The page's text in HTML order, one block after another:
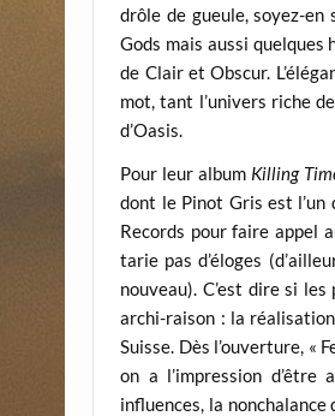
drôle de gueule, soyez-en
Gods mais aussi
de Clair et Obscur.
mot, tant l’univers riche
d’Oasis.
Pour leur album Killing
dont le Pinot Gris est
Records pour faire appel
tarie pas d’éloges
nouveau). C’est dire si
archi-raison : la
Suisse. Dès l’ouverture, «
on a l’impression d’être
influences, la nonchalance